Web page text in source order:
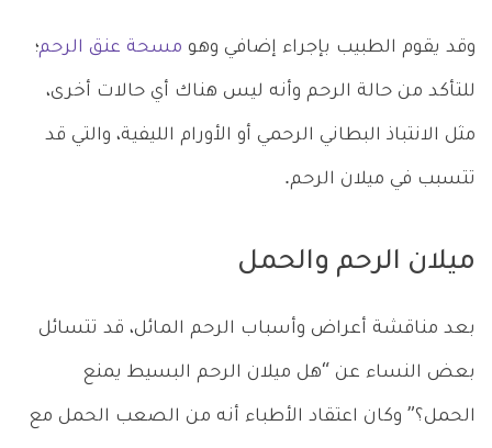
وقد يقوم الطبيب بإجراء إضافي وهو مسحة عنق الرحم؛
للتأكد من حالة الرحم وأنه ليس هناك أي حالات أخرى،
مثل الانتباذ البطاني الرحمي أو الأورام الليفية، والتي قد
تتسبب في ميلان الرحم.
ميلان الرحم والحمل
بعد مناقشة أعراض وأسباب الرحم المائل، قد تتسائل
بعض النساء عن “هل ميلان الرحم البسيط يمنع
الحمل؟” وكان اعتقاد الأطباء أنه من الصعب الحمل مع